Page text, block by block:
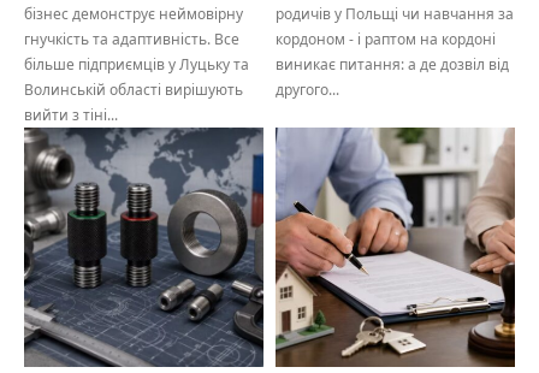
бізнес демонструє неймовірну
гнучкість та адаптивність. Все
більше підприємців у Луцьку та
Волинській області вирішують
вийти з тіні...
родичів у Польщі чи навчання за
кордоном - і раптом на кордоні
виникає питання: а де дозвіл від
другого...